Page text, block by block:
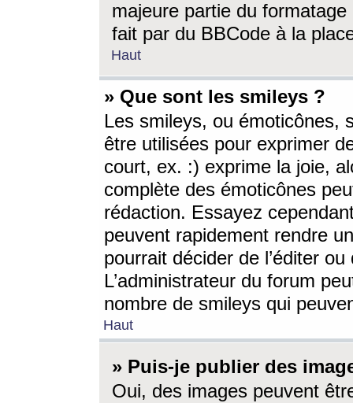
majeure partie du
fait par du BBCode à la
Haut
» Que sont les smileys ?
Les smileys, ou émoticônes,
être utilisées pour exprimer
court, ex. :) exprime la joie,
complète des émoticônes
rédaction. Essayez
peuvent rapidement rendre
pourrait décider de l’éditer
L’administrateur du forum
nombre de smileys qui
Haut
» Puis-je publier des
Oui, des images peuvent